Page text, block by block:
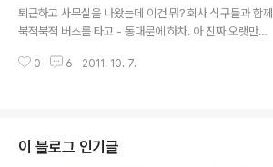
실 뭐가 뭔지 잘 모르니깐 ㅋ 반갑게 맞이해 주는 주원이 형
은 톰브라운 수트를 말끔하게 차려입고 있네 ! 셔츠 소매 끝
런 행사다. 10CC 밀라노의 오픈 20주년 기념 이벤트인 '1
퇴근하고 사무실을 나왔는데 이건 뭐? 회사 식구들과 함께
북적북적 버스를 타고 - 동대문에 하차. 아 진짜 오랫만이
하니 올 일이 없었네 그간 ㅋ '행님아 나도 간식' 노래가 울
을 지나, 시장통을 지나, 여기도 지나... 마침내 광장시장 도
착. 딱 2년만이네 여기도 ! 2년전 겨울에 육회 먹으러 온 뒤
0 6 2011. 10. 7.
이 블로그 인기글